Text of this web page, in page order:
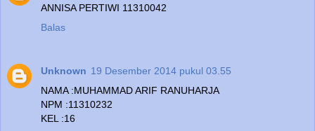
ANNISA PERTIWI 11310042
Balas
Unknown 19 Desember 2014 pukul 03.55
NAMA :MUHAMMAD ARIF RANUHARJA
NPM :11310232
KEL :16